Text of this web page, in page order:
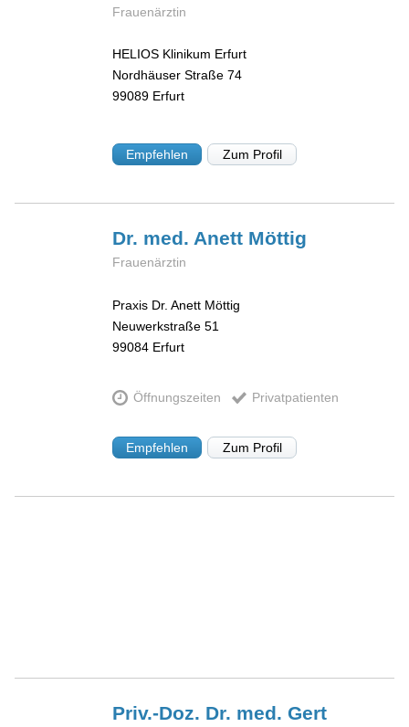
Frauenärztin
HELIOS Klinikum Erfurt
Nordhäuser Straße 74
99089 Erfurt
Empfehlen Zum Profil
Dr. med. Anett Möttig
Frauenärztin
Praxis Dr. Anett Möttig
Neuwerkstraße 51
99084 Erfurt
Öffnungszeiten Privatpatienten
Empfehlen Zum Profil
Priv.-Doz. Dr. med. Gert